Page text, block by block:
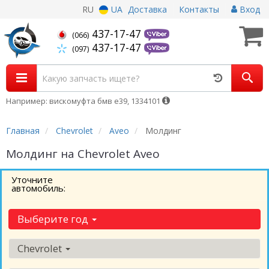
RU UA Доставка Контакты Вход
(066) 437-17-47
(097) 437-17-47
Например: вискомуфта бмв е39, 1334101
Главная Chevrolet Aveo Молдинг
Молдинг на Chevrolet Aveo
Уточните
автомобиль:
Выберите год
Chevrolet